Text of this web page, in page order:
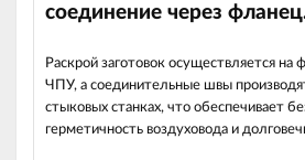
соединение через
Раскрой заготовок осуществляется на
ЧПУ, а соединительные швы
стыковых станках, что обеспечивает
герметичность воздуховода и